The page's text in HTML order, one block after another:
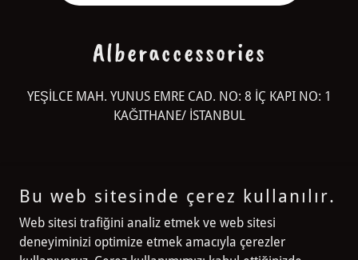
Alberaccessories
YEŞİLCE MAH. YUNUS EMRE CAD. NO: 8 İÇ KAPI NO: 1
KAĞITHANE/ İSTANBUL
Alberaccessories
YEŞİLCE MAH. YUNUS EMRE CAD. NO: 8 İÇ KAPI NO: 1 KAĞITHANE/
İSTANBUL
Bu web sitesinde çerez kullanılır.
Web sitesi trafiğini analiz etmek ve web sitesi
deneyiminizi optimize etmek amacıyla çerezler